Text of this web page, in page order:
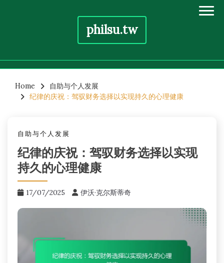
philsu.tw
content
Home
自助与个人发展
纪律的庆祝：驾驭财务选择以实现持久的心理健康
自助与个人发展
纪律的庆祝：驾驭财务选择以实现
持久的心理健康
17/07/2025 伊沃·克尔斯蒂奇